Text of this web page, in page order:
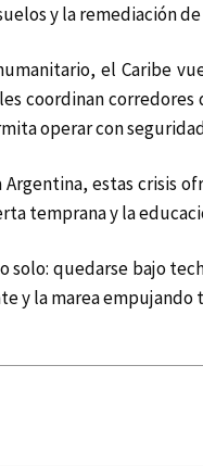
y la remediación
el Caribe
coordinan
operar con
Argentina, estas crisis
temprana y la
solo: quedarse bajo
y la marea